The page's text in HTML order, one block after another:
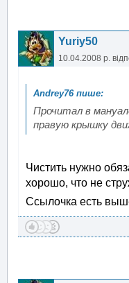
Yuriy50
10.04.2008 р.
Прочитал в
правую крышку
Чистить нужно
хорошо, что не
Ссылочка есть